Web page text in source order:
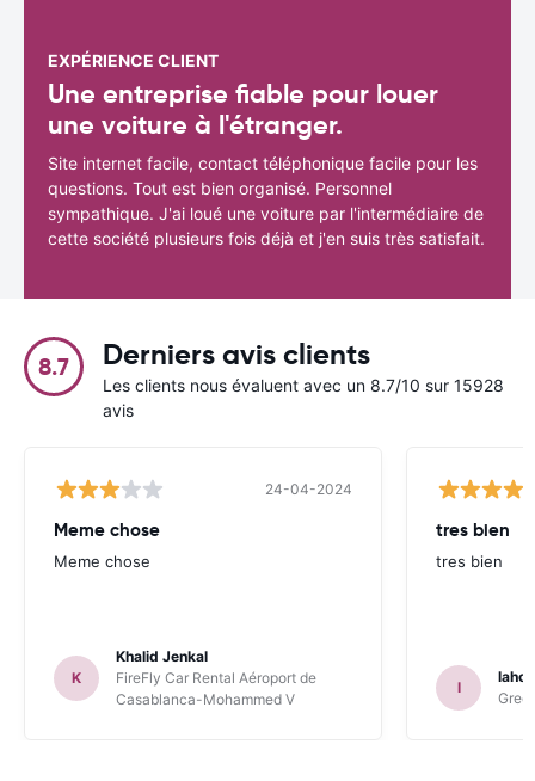
EXPÉRIENCE CLIENT
Une entreprise fiable pour louer
une voiture à l'étranger.
Site internet facile, contact téléphonique facile pour les
questions. Tout est bien organisé. Personnel
sympathique. J'ai loué une voiture par l'intermédiaire de
cette société plusieurs fois déjà et j'en suis très satisfait.
8.7 Derniers avis clients
Les clients nous évaluent avec un 8.7/10 sur 15928
avis
24-04-2024
Meme chose
Meme chose
K
Khalid Jenkal
FireFly Car Rental Aéroport de
Casablanca-Mohammed V
tres bien
tres bien
l